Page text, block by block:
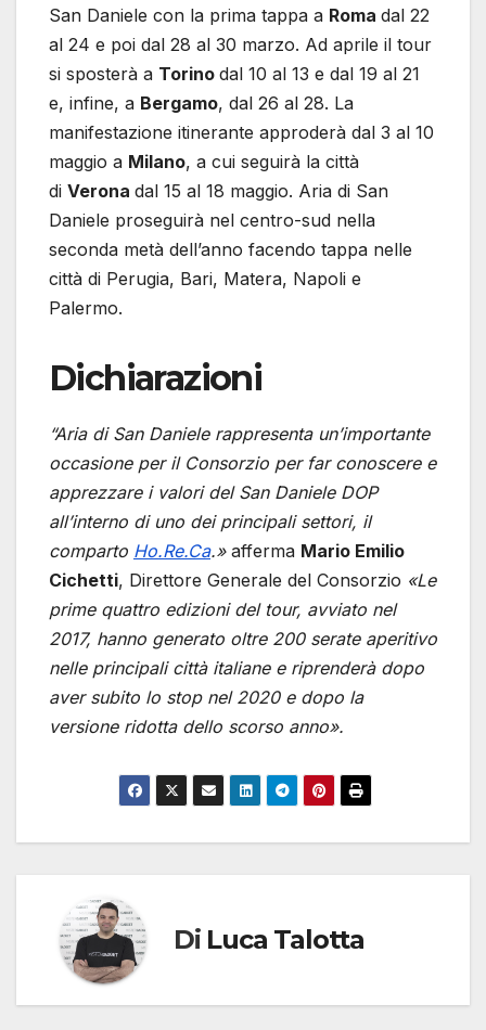
San Daniele con la prima tappa a Roma dal 22
al 24 e poi dal 28 al 30 marzo. Ad aprile il tour
si sposterà a Torino dal 10 al 13 e dal 19 al 21
e, infine, a Bergamo, dal 26 al 28. La
manifestazione itinerante approderà dal 3 al 10
maggio a Milano, a cui seguirà la città
di Verona dal 15 al 18 maggio. Aria di San
Daniele proseguirà nel centro-sud nella
seconda metà dell’anno facendo tappa nelle
città di Perugia, Bari, Matera, Napoli e
Palermo.
Dichiarazioni
“Aria di San Daniele rappresenta un’importante
occasione per il Consorzio per far conoscere e
apprezzare i valori del San Daniele DOP
all’interno di uno dei principali settori, il
comparto Ho.Re.Ca.»afferma Mario Emilio
Cichetti, Direttore Generale del Consorzio «Le
prime quattro edizioni del tour, avviato nel
2017, hanno generato oltre 200 serate aperitivo
nelle principali città italiane e riprenderà dopo
aver subito lo stop nel 2020 e dopo la
versione ridotta dello scorso anno».
Di Luca Talotta